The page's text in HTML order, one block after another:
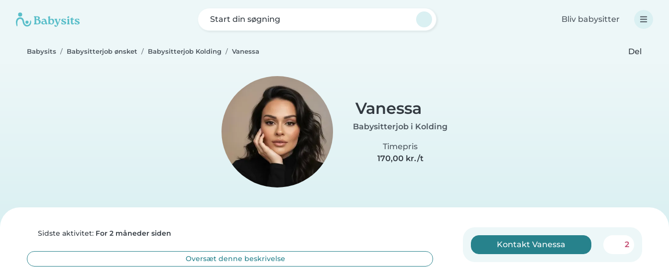
Start din søgning Bliv babysitter
Babysits Babysitterjob ønsket Babysitterjob Kolding Vanessa Del
Vanessa
Babysitterjob i Kolding
Timepris
170,00 kr./t
Sidste aktivitet: For 2 måneder siden
Oversæt denne beskrivelse
Kontakt Vanessa 2